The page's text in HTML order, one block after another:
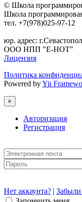
© Школа
Школа
тел. +7(978)025-97-12
юр. адрес:
ООО НПП "Е-НОТ"
Лицензия
Политика
Powered byYii
×
Авторизация
Регистрация
Нет аккаунта? | Забыли